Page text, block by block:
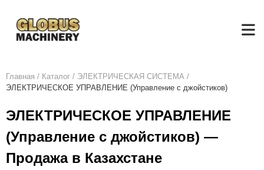
Главная / Каталог / ЭЛЕКТРИЧЕСКАЯ СИСТЕМА /
ЭЛЕКТРИЧЕСКОЕ УПРАВЛЕНИЕ (Управление с джойстиков)
ЭЛЕКТРИЧЕСКОЕ УПРАВЛЕНИЕ
(Управление с джойстиков) —
Продажа в Казахстане